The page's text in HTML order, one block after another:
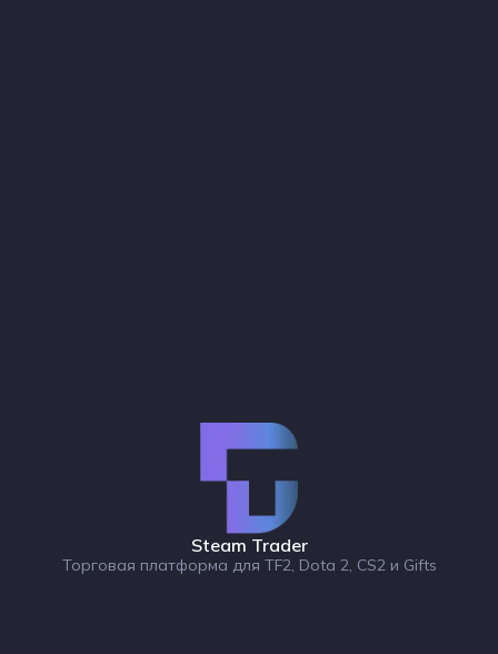
Steam Trader
Торговая платформа для TF2, Dota 2, CS2 и Gifts